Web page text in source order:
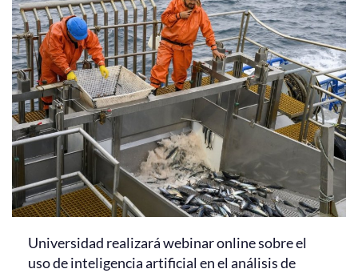
Universidad realizará webinar online sobre el
uso de inteligencia artificial en el análisis de